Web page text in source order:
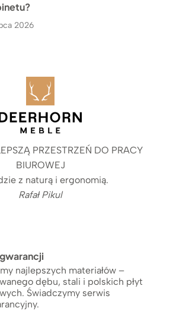
2026
PRZESTRZEŃ DO PRACY
BIUROWEJ
z naturą i ergonomią.
Rafał Pikul
najlepszych materiałów –
dębu, stali i polskich płyt
Świadczymy serwis